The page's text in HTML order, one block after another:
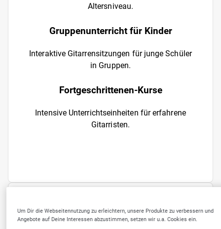
Altersniveau.
Gruppenunterricht für Kinder
Interaktive Gitarrensitzungen für junge Schüler
in Gruppen.
Fortgeschrittenen-Kurse
Intensive Unterrichtseinheiten für erfahrene
Gitarristen.
ÜBER UNS
Um Dir die Webseitennutzung zu erleichtern, unsere Produkte zu verbessern und
Angebote auf Deine Interessen abzustimmen, setzen wir u.a. Cookies ein.